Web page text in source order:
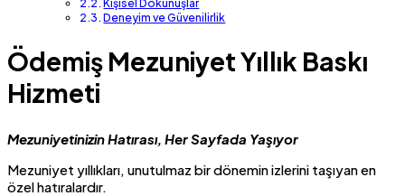
Deneyim ve Güvenilirlik
Ödemiş Mezuniyet Yıllık Baskı
Hizmeti
Mezuniyetinizin Hatırası, Her Sayfada Yaşıyor
Mezuniyet yıllıkları, unutulmaz bir dönemin izlerini taşıyan en
özel hatıralardır.